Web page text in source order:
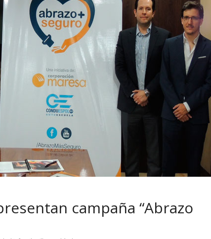
campaña “Abrazo
con tu
Movilidad
Campaña busca cambiar
destino de los
en la región